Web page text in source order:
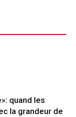
quand les
la grandeur de